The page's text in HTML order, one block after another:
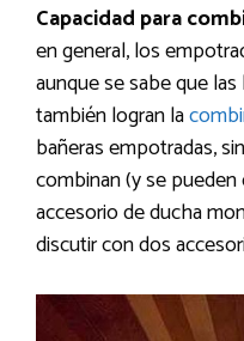
Capacidad para
en general, los
aunque se sabe que
también logran la
bañeras empotradas,
combinan (y se
accesorio de ducha
discutir con dos